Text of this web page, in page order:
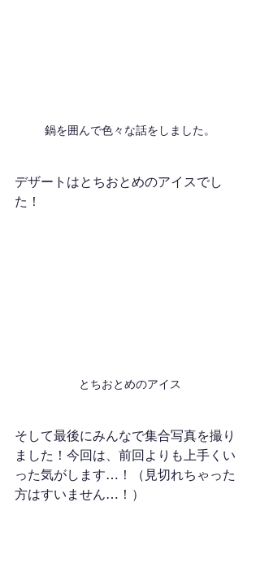
鍋を囲んで色々な話をしました。
デザートはとちおとめのアイスでし
た！
とちおとめのアイス
そして最後にみんなで集合写真を撮り
ました！今回は、前回よりも上手くい
った気がします…！（見切れちゃった
方はすいません…！）